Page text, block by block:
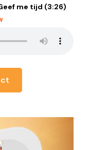
me tijd (3:26)